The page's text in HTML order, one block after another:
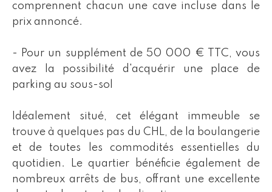
comprennent chacun une cave incluse dans le
prix annoncé.
- Pour un supplément de 50 000 € TTC, vous
avez la possibilité d'acquérir une place de
parking au sous-sol
Idéalement situé, cet élégant immeuble se
trouve à quelques pas du CHL, de la boulangerie
et de toutes les commodités essentielles du
quotidien. Le quartier bénéficie également de
nombreux arrêts de bus, offrant une excellente